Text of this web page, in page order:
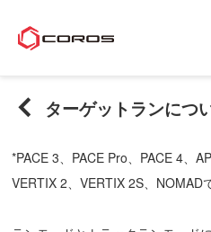
ターゲットランにつ
*PACE 3、PACE Pro、PACE 4、
VERTIX 2、VERTIX 2S、NOMAD